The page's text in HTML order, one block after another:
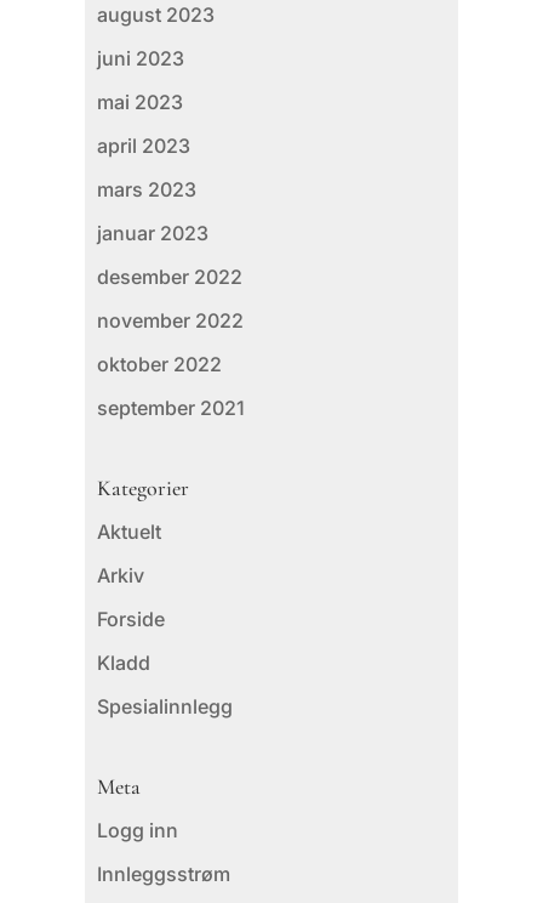
august 2023
juni 2023
mai 2023
april 2023
mars 2023
januar 2023
desember 2022
november 2022
oktober 2022
september 2021
Kategorier
Aktuelt
Arkiv
Forside
Kladd
Spesialinnlegg
Meta
Logg inn
Innleggsstrøm